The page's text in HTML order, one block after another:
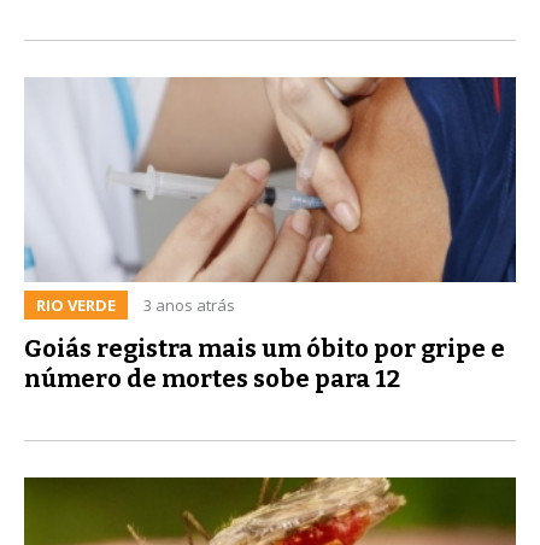
RIO VERDE 3 anos atrás
Goiás registra mais um óbito por gripe e
número de mortes sobe para 12